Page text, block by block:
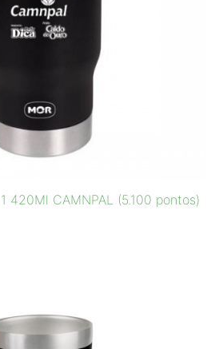
420Ml CAMNPAL (5.100 pontos)